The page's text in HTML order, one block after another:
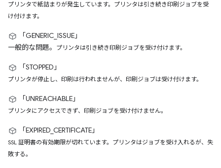
プリンタで紙詰まりが発生しています。プリンタは引き続き印刷ジョブを受
け付けます。
「GENERIC_ISSUE」
一般的な問題。
プリンタは引き続き印刷ジョブを受け付けます。
「STOPPED」
プリンタが停止し、印刷は行われませんが、印刷ジョブは受け付けます。
「UNREACHABLE」
プリンタにアクセスできず、印刷ジョブを受け付けません。
「EXPIRED_CERTIFICATE」
SSL 証明書の有効期限が切れています。プリンタはジョブを受け入れるが、失
敗する。